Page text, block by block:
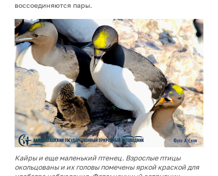
воссоединяются пары.
Кайры и еще маленький птенец. Взрослые птицы
окольцованы и их головы помечены яркой краской для